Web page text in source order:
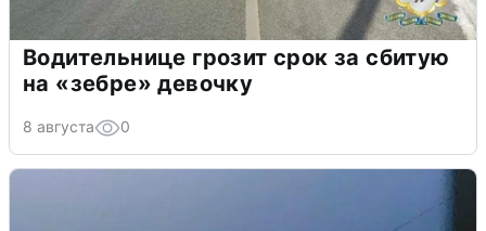
Водительнице грозит срок за сбитую
на «зебре» девочку
8 августа 0